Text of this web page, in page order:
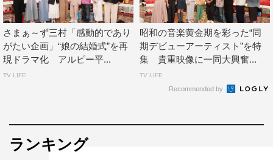
張らなきゃな、とも思いました。
◆「歌声がすごい！現役アーティスト」というテーマでし
たが、特に印象に残っているアーティストは？
曽野：僕は（Mrs. GREEN APPLEの）大森（元貴）さん
さまぁ～ず三村「感動的であり
がたい企画」“娘の結婚式”を再
現ドラマ化 アルピー平...
TV LIFE
昭和の音楽黄金期を彩った“同
期デビューアーティスト”を特
集 貴重映像に一同大興奮...
TV LIFE
Recommended by
ランキング